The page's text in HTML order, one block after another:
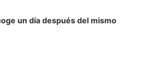
un día después del mismo